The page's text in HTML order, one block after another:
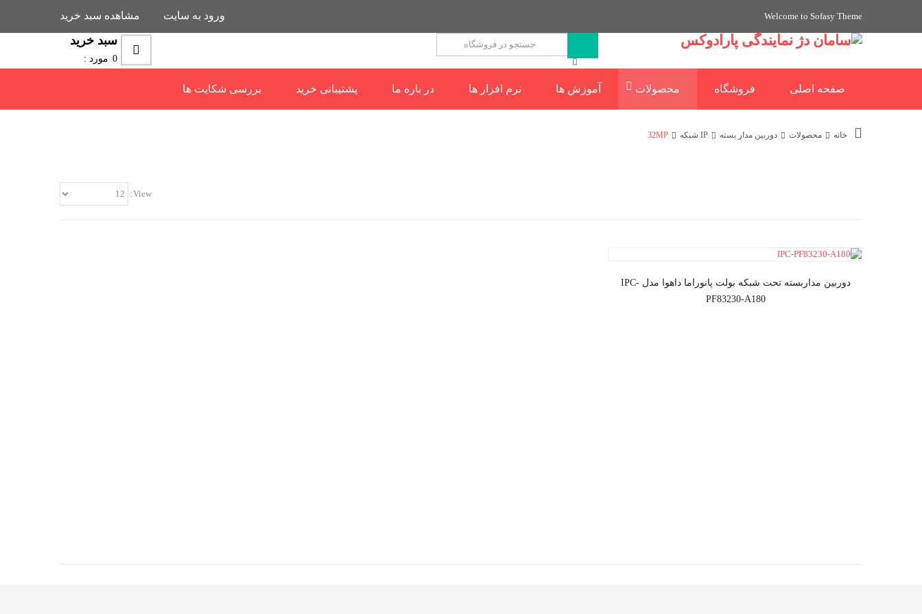
Welcome to Sofasy Theme ورود به سایت مشاهده سبد خرید
سبد خرید
0 مورد :
صفحه اصلی فروشگاه محصولات آموزش ها نرم افزار ها در باره ما پشتیبانی خرید بررسی شکایت ها
خانه محصولات دوربین مدار بسته IP شبکه 32MP
View
دوربین مداربسته تحت شبکه بولت پانوراما داهوا مدل IPC-
PF83230-A180